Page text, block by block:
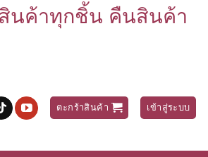
นค้าทุกชิ้น คืนสินค้า
ตะกร้าสินค้า เข้าสู่ระบบ